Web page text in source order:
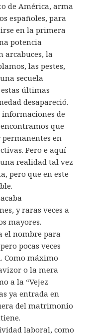
de América, arma
españoles, para
en la primera
potencia
arcabuces, la
las pestes,
secuela
últimas
desapareció.
de
que
en
Pero e aquí
realidad tal vez
pero que en este
y raras veces a
mayores.
el nombre para
pocas veces
Como máximo
o la mera
a la “Vejez
ya entrada en
del matrimonio
laboral, como